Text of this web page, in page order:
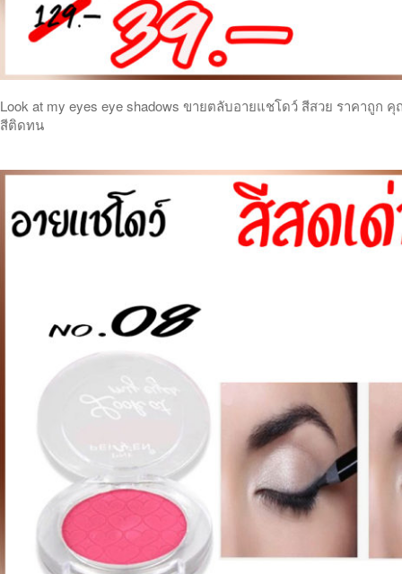
Look at my eyes eye shadows ขายตลับอายแชโดว์ สีสวย ราคาถูก
สีติดทน